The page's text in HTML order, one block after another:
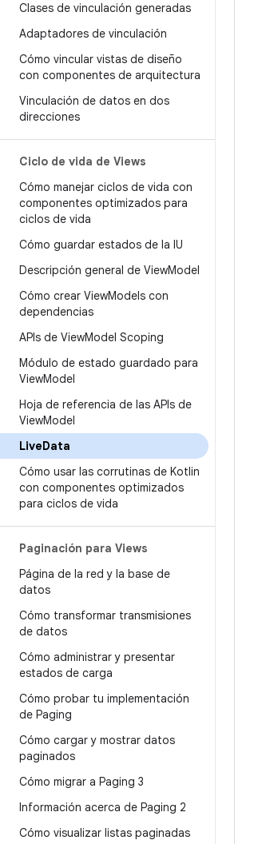
Clases de vinculación generadas
Adaptadores de vinculación
Cómo vincular vistas de diseño
con componentes de arquitectura
Vinculación de datos en dos
direcciones
Ciclo de vida de Views
Cómo manejar ciclos de vida con
componentes optimizados para
ciclos de vida
Cómo guardar estados de la IU
Descripción general de ViewModel
Cómo crear ViewModels con
dependencias
APIs de ViewModel Scoping
Módulo de estado guardado para
ViewModel
Hoja de referencia de las APIs de
ViewModel
LiveData
Cómo usar las corrutinas de Kotlin
con componentes optimizados
para ciclos de vida
Paginación para Views
Página de la red y la base de
datos
Cómo transformar transmisiones
de datos
Cómo administrar y presentar
estados de carga
Cómo probar tu implementación
de Paging
Cómo cargar y mostrar datos
paginados
Cómo migrar a Paging 3
Información acerca de Paging 2
Cómo visualizar listas paginadas